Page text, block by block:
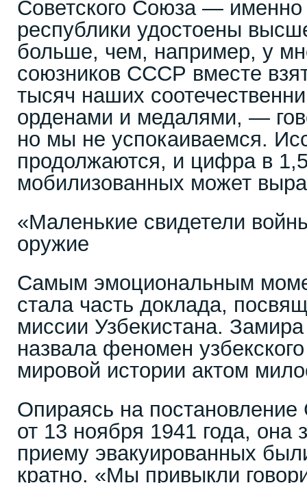
Советского Союза — именно
республики удостоены
больше, чем, например, у
союзников СССР вместе
тысяч наших
орденами и медалями, —
но мы не успокаиваемся.
продолжаются, и цифра в
мобилизованных может
«Маленькие свидетели
оружие
Самым эмоциональным
стала часть доклада,
миссии Узбекистана.
назвала феномен
мировой истории актом
Опираясь на
от 13 ноября 1941 года, она
приему эвакуированных
кратно. «Мы привыкли